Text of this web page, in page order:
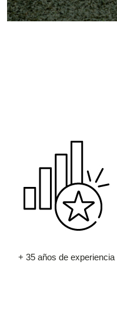
+ 35 años de experiencia